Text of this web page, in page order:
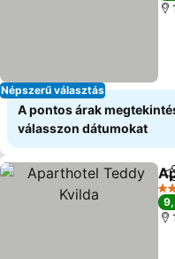
Népszerű választás
A pontos árak
válasszon dátumokat
5